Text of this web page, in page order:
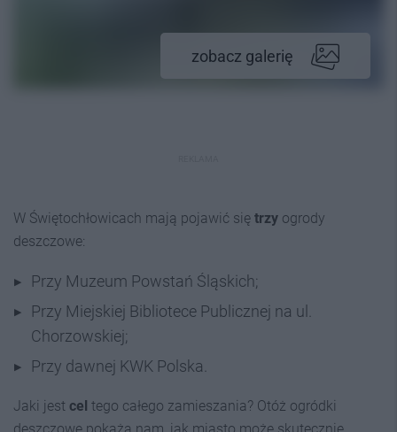
zobacz galerię
W Świętochłowicach mają pojawić się trzy ogrody
deszczowe:
Przy Muzeum Powstań Śląskich;
Przy Miejskiej Bibliotece Publicznej na ul.
Chorzowskiej;
Przy dawnej KWK Polska.
Jaki jest cel tego całego zamieszania? Otóż ogródki